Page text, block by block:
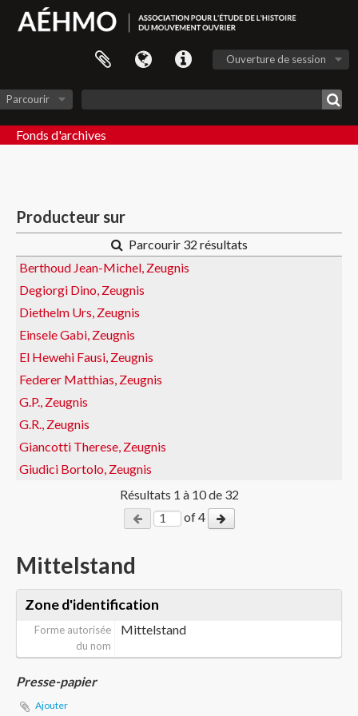
Ouverture de session
Parcourir
Fonds d'archives
Producteur sur
Parcourir 32 résultats
Berthoud Jean-Michel, Zeugnis
Degiorgi Dino, Zeugnis
Diethelm Urs, Zeugnis
Einsele Gabi, Zeugnis
El Hewehi Fausi, Zeugnis
Federer Matthias, Zeugnis
G.P., Zeugnis
G.R., Zeugnis
Giancotti Therese, Zeugnis
Giudici Bortolo, Zeugnis
Résultats 1 à 10de 32
of 4
Mittelstand
Zone d'identification
Forme autorisée
du nom
Mittelstand
Presse-papier
Ajouter